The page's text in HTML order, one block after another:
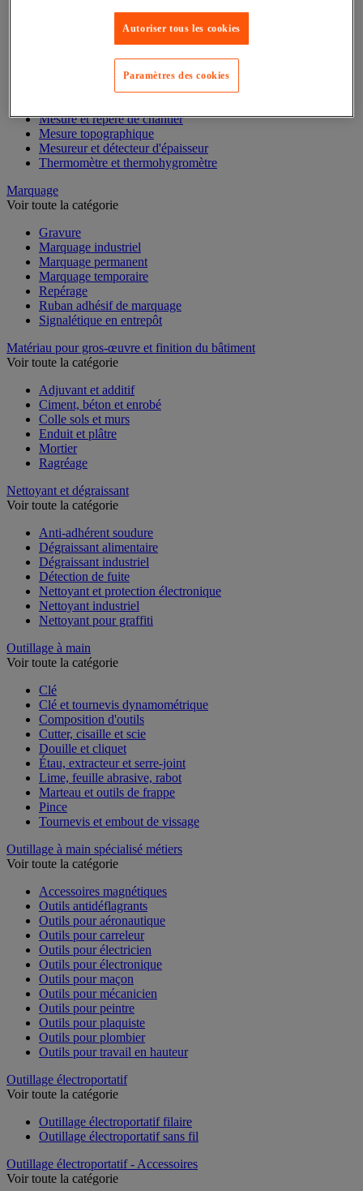
Équipement optique
Instrument de mesure de laboratoire
Mesure de distance
Mesure de la vitesse
Mesure de l'environnement
Mesure d'électricité
Mesure et repère de chantier
Mesure topographique
Mesureur et détecteur d'épaisseur
Thermomètre et thermohygromètre
Marquage
Voir toute la catégorie
Gravure
Marquage industriel
Marquage permanent
Marquage temporaire
Repérage
Ruban adhésif de marquage
Signalétique en entrepôt
Matériau pour gros-œuvre et finition du bâtiment
Voir toute la catégorie
Adjuvant et additif
Ciment, béton et enrobé
Colle sols et murs
Enduit et plâtre
Mortier
Ragréage
Nettoyant et dégraissant
Voir toute la catégorie
Anti-adhérent soudure
Dégraissant alimentaire
Dégraissant industriel
Détection de fuite
Nettoyant et protection électronique
Nettoyant industriel
Nettoyant pour graffiti
Outillage à main
Voir toute la catégorie
Clé
Clé et tournevis dynamométrique
Composition d'outils
Cutter, cisaille et scie
Douille et cliquet
Étau, extracteur et serre-joint
Lime, feuille abrasive, rabot
Marteau et outils de frappe
Pince
Tournevis et embout de vissage
Outillage à main spécialisé métiers
Voir toute la catégorie
Accessoires magnétiques
Outils antidéflagrants
Outils pour aéronautique
Outils pour carreleur
Outils pour électricien
Outils pour électronique
Outils pour maçon
Outils pour mécanicien
Outils pour peintre
Outils pour plaquiste
Outils pour plombier
Outils pour travail en hauteur
Outillage électroportatif
Voir toute la catégorie
Outillage électroportatif filaire
Outillage électroportatif sans fil
Outillage électroportatif - Accessoires
Voir toute la catégorie
Autoriser tous les cookies
Paramètres des cookies